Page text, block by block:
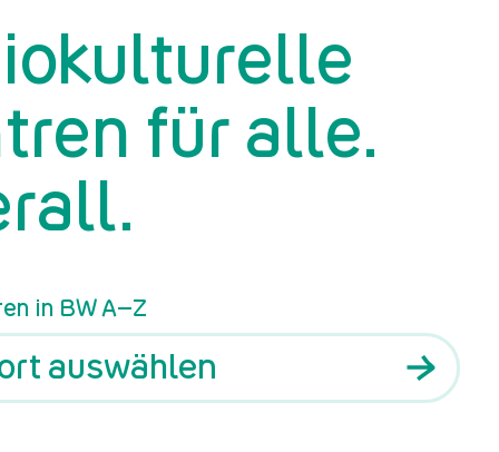
für alle.
in BW A–Z